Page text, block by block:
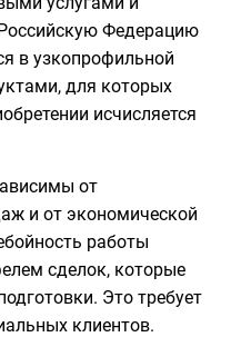
Федерацию
в узкопрофильной
для которых
исчисляется
от
и от экономической
работы
сделок, которые
Это требует
клиентов.